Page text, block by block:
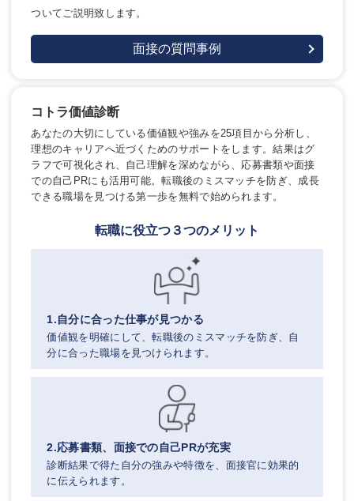
ついてご説明致します。
面接の質問事例
コトラ価値診断
あなたの大切にしている価値観や強みを25項目から分析し、
理想のキャリアへ近づくためのサポートをします。結果はグ
ラフで可視化され、自己理解を深めながら、応募書類や面接
での自己PRにも活用可能。転職後のミスマッチを防ぎ、成長
できる職場を見つける第一歩を無料で始められます。
転職に役立つ３つのメリット
1.自分に合った仕事が見つかる
価値観を明確にして、転職後のミスマッチを防ぎ、自
分に合った職場を見つけられます。
2.応募書類、面接での自己PRが充実
診断結果で得た自分の強みや特徴を、面接官に効果的
に伝えられます。